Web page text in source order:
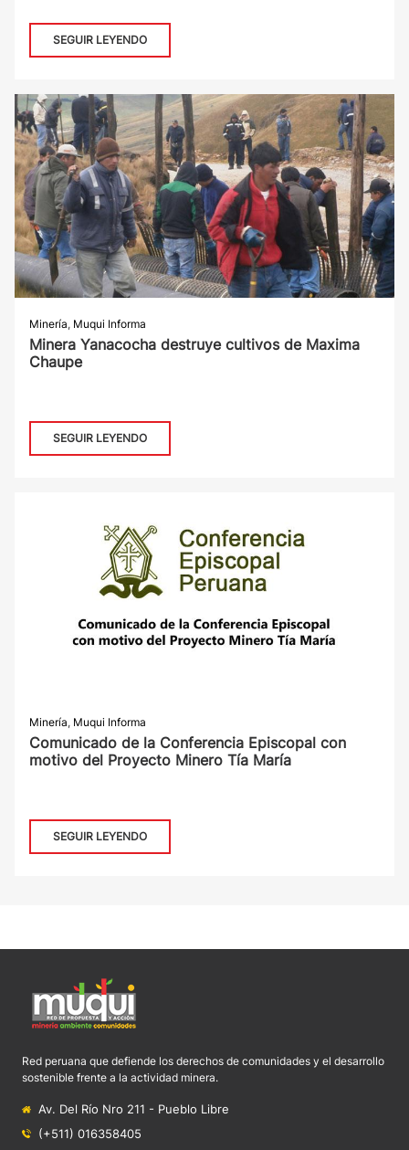
SEGUIR LEYENDO
Minería, Muqui Informa
Minera Yanacocha destruye cultivos de Maxima
Chaupe
SEGUIR LEYENDO
Minería, Muqui Informa
Comunicado de la Conferencia Episcopal con
motivo del Proyecto Minero Tía María
SEGUIR LEYENDO
Red peruana que defiende los derechos de comunidades y el desarrollo
sostenible frente a la actividad minera.
Av. Del Río Nro 211 - Pueblo Libre
(+511) 016358405